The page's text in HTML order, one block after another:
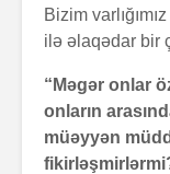
Bizim
ilə əlaqədar bir
“Məgər onlar
onların
müəyyən